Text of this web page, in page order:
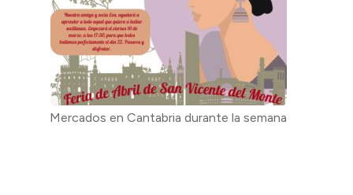
Mercados en Cantabria durante la semana